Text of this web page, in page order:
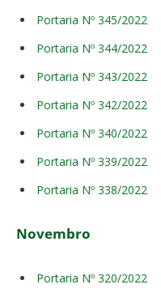
Portaria Nº 345/2022
Portaria Nº 344/2022
Portaria Nº 343/2022
Portaria Nº 342/2022
Portaria Nº 340/2022
Portaria Nº 339/2022
Portaria Nº 338/2022
Novembro
Portaria Nº 320/2022